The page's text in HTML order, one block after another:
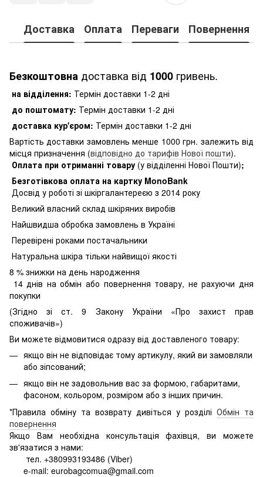
Доставка Оплата Переваги Повернення
Безкоштовна доставка від 1000 гривень.
на відділення: Термін доставки 1-2 дні
до поштомату: Термін доставки 1-2 дні
доставка кур'єром: Термін доставки 1-2 дні
Вартість доставки замовлень менше 1000 грн. залежить від
місця призначення (відповідно до тарифів Нової пошти).
Оплата при отриманні товару (у відділенні Нової Пошти);
Безготівкова оплата на картку MonoBank
Досвід у роботі зі шкіргалантереєю з 2014 року
Великий власний склад шкіряних виробів
Найшвидша обробка замовлень в Україні
Перевірені роками постачальники
Натуральна шкіра тільки найвищої якості
8 % знижки на день народження
14 днів на обмін або повернення товару, не рахуючи дня
покупки
(Згідно зі ст. 9 Закону України «Про захист прав
споживачів»)
Ви можете відмовитися одразу від доставленого товару:
якщо він не відповідає тому артикулу, який ви замовляли
або зіпсований;
якщо він не задовольнив вас за формою, габаритами,
фасоном, кольором, розміром або з інших причин.
*Правила обміну та возврату дивіться у розділі Обмін та
повернення
Якщо Вам необхідна консультація фахівця, ви можете
зв'язатися з нами:
тел. +380993193486 (Viber)
e-mail: eurobagcomua@gmail.com